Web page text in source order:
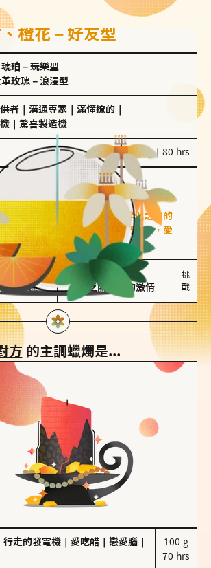
橙花－好友型
珀 － 玩樂型
玫瑰 － 浪漫型
者 溝通專家 滿懂撩的
驚喜製造機
100 g｜80 hrs
好友型
佛手柑、橙花
分享生活中的點滴，重視與伴侶之間的
定感是重要的關鍵詞。對他們來說，愛
是心靈深處的共鳴和理解。
與溝通
定關係
不喜歡變化
缺乏關係中的激情
挑
戰
方的主調蠟燭是...
行走的發電機 愛吃醋 戀愛腦
100 g
70 hrs